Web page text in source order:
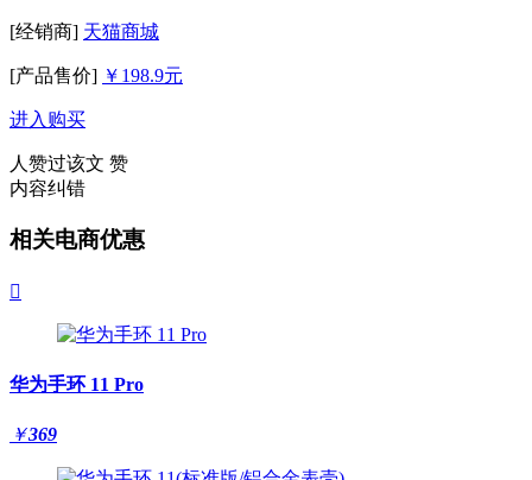
[经销商] 天猫商城
[产品售价] ￥198.9元
进入购买
人赞过该文 赞
内容纠错
相关电商优惠

华为手环 11 Pro
￥369